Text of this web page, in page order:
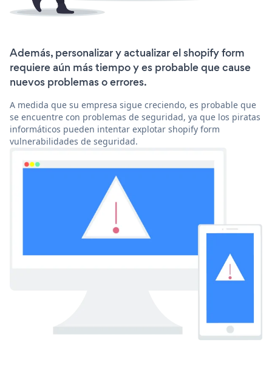
Además, personalizar y actualizar el shopify form
requiere aún más tiempo y es probable que cause
nuevos problemas o errores.
A medida que su empresa sigue creciendo, es probable que
se encuentre con problemas de seguridad, ya que los piratas
informáticos pueden intentar explotar shopify form
vulnerabilidades de seguridad.